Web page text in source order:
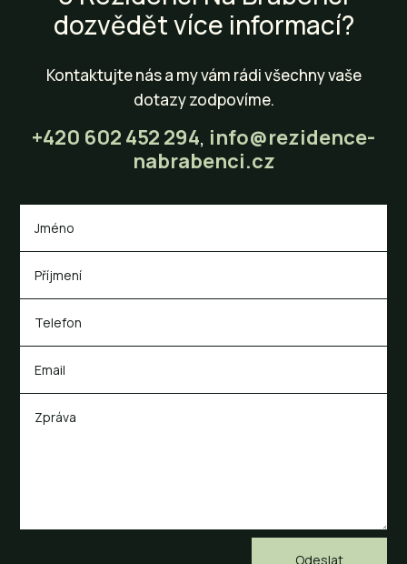
dozvědět více informací?
Kontaktujte nás a my vám rádi všechny vaše
dotazy zodpovíme.
+420 602 452 294, info@rezidence-
nabrabenci.cz